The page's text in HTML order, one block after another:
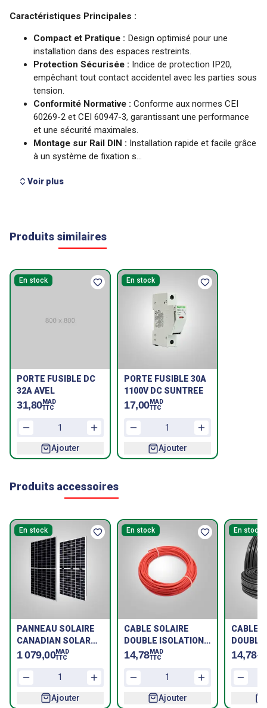
Voir plus
Produits similaires
En stock
PORTE FUSIBLE DC
32A AVEL
31,80 MAD
TTC
Ajouter
En stock
PORTE FUSIBLE 30A
1100V DC SUNTREE
17,00 MAD
TTC
Ajouter
Produits accessoires
En stock
PANNEAU SOLAIRE
CANADIAN SOLAR
705W CS7N-TOP-I4-
BIFACIAL-SF
1 079,00MAD
TTC
Ajouter
En stock
CABLE SOLAIRE
DOUBLE ISOLATION
UV 6mm² ROUGE
14,78 MAD
TTC
Ajouter
En stock
CABLE
UV
14,78